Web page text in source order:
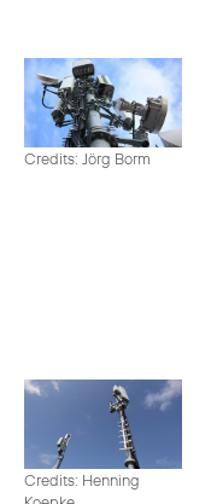
Credits: Jörg Borm
Credits: Henning